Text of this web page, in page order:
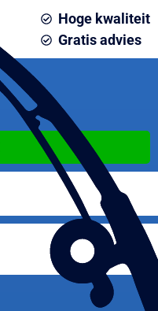
Hoge kwaliteit
Gratis advies